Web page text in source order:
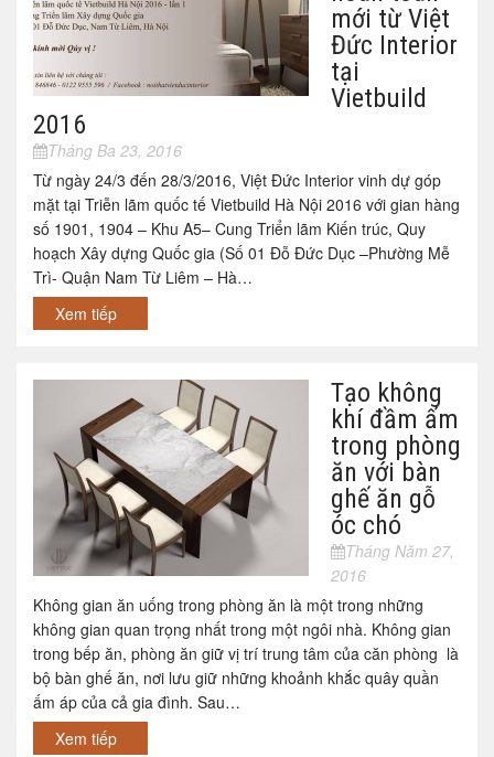
mới từ Việt
Đức Interior
tại
Vietbuild
2016
Tháng Ba 23, 2016
Từ ngày 24/3 đến 28/3/2016, Việt Đức Interior vinh dự góp
mặt tại Triễn lãm quốc tế Vietbuild Hà Nội 2016 với gian hàng
số 1901, 1904 – Khu A5– Cung Triển lãm Kiến trúc, Quy
hoạch Xây dựng Quốc gia (Số 01 Đỗ Đức Dục –Phường Mễ
Trì- Quận Nam Từ Liêm – Hà…
Xem tiếp
Tạo không
khí đầm ấm
trong phòng
ăn với bàn
ghế ăn gỗ
óc chó
Tháng Năm 27,
2016
Không gian ăn uống trong phòng ăn là một trong những
không gian quan trọng nhất trong một ngôi nhà. Không gian
trong bếp ăn, phòng ăn giữ vị trí trung tâm của căn phòng là
bộ bàn ghế ăn, nơi lưu giữ những khoảnh khắc quây quần
ấm áp của cả gia đình. Sau…
Xem tiếp